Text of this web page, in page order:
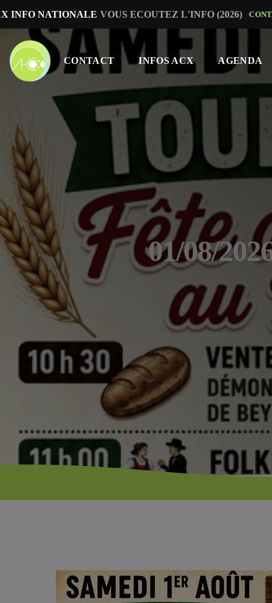
INFO NATIONALE VOUS ECOUTEZ L'INFO (2026)
CONTACT INFOS ACX AGENDA
01/08/